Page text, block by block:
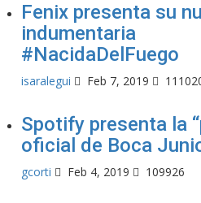
Fenix presenta su
indumentaria
#NacidaDelFuego
isaralegui Feb 7, 2019
Spotify presenta la
oficial de Boca
gcorti Feb 4, 2019 109926